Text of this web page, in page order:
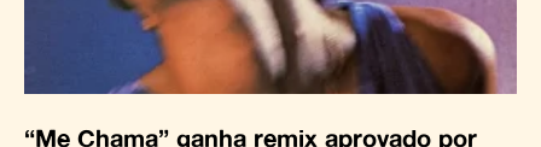
“Me Chama” ganha remix aprovado por